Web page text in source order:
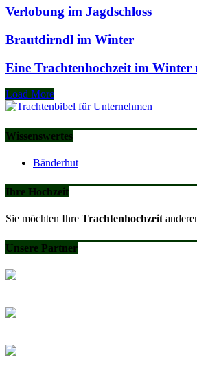
Verlobung im Jagdschloss
Brautdirndl im Winter
Eine Trachtenhochzeit im
Load More
Wissenswertes
Bänderhut
Ihre Hochzeit
Sie möchten Ihre Trachtenhochzeit
Unsere Partner